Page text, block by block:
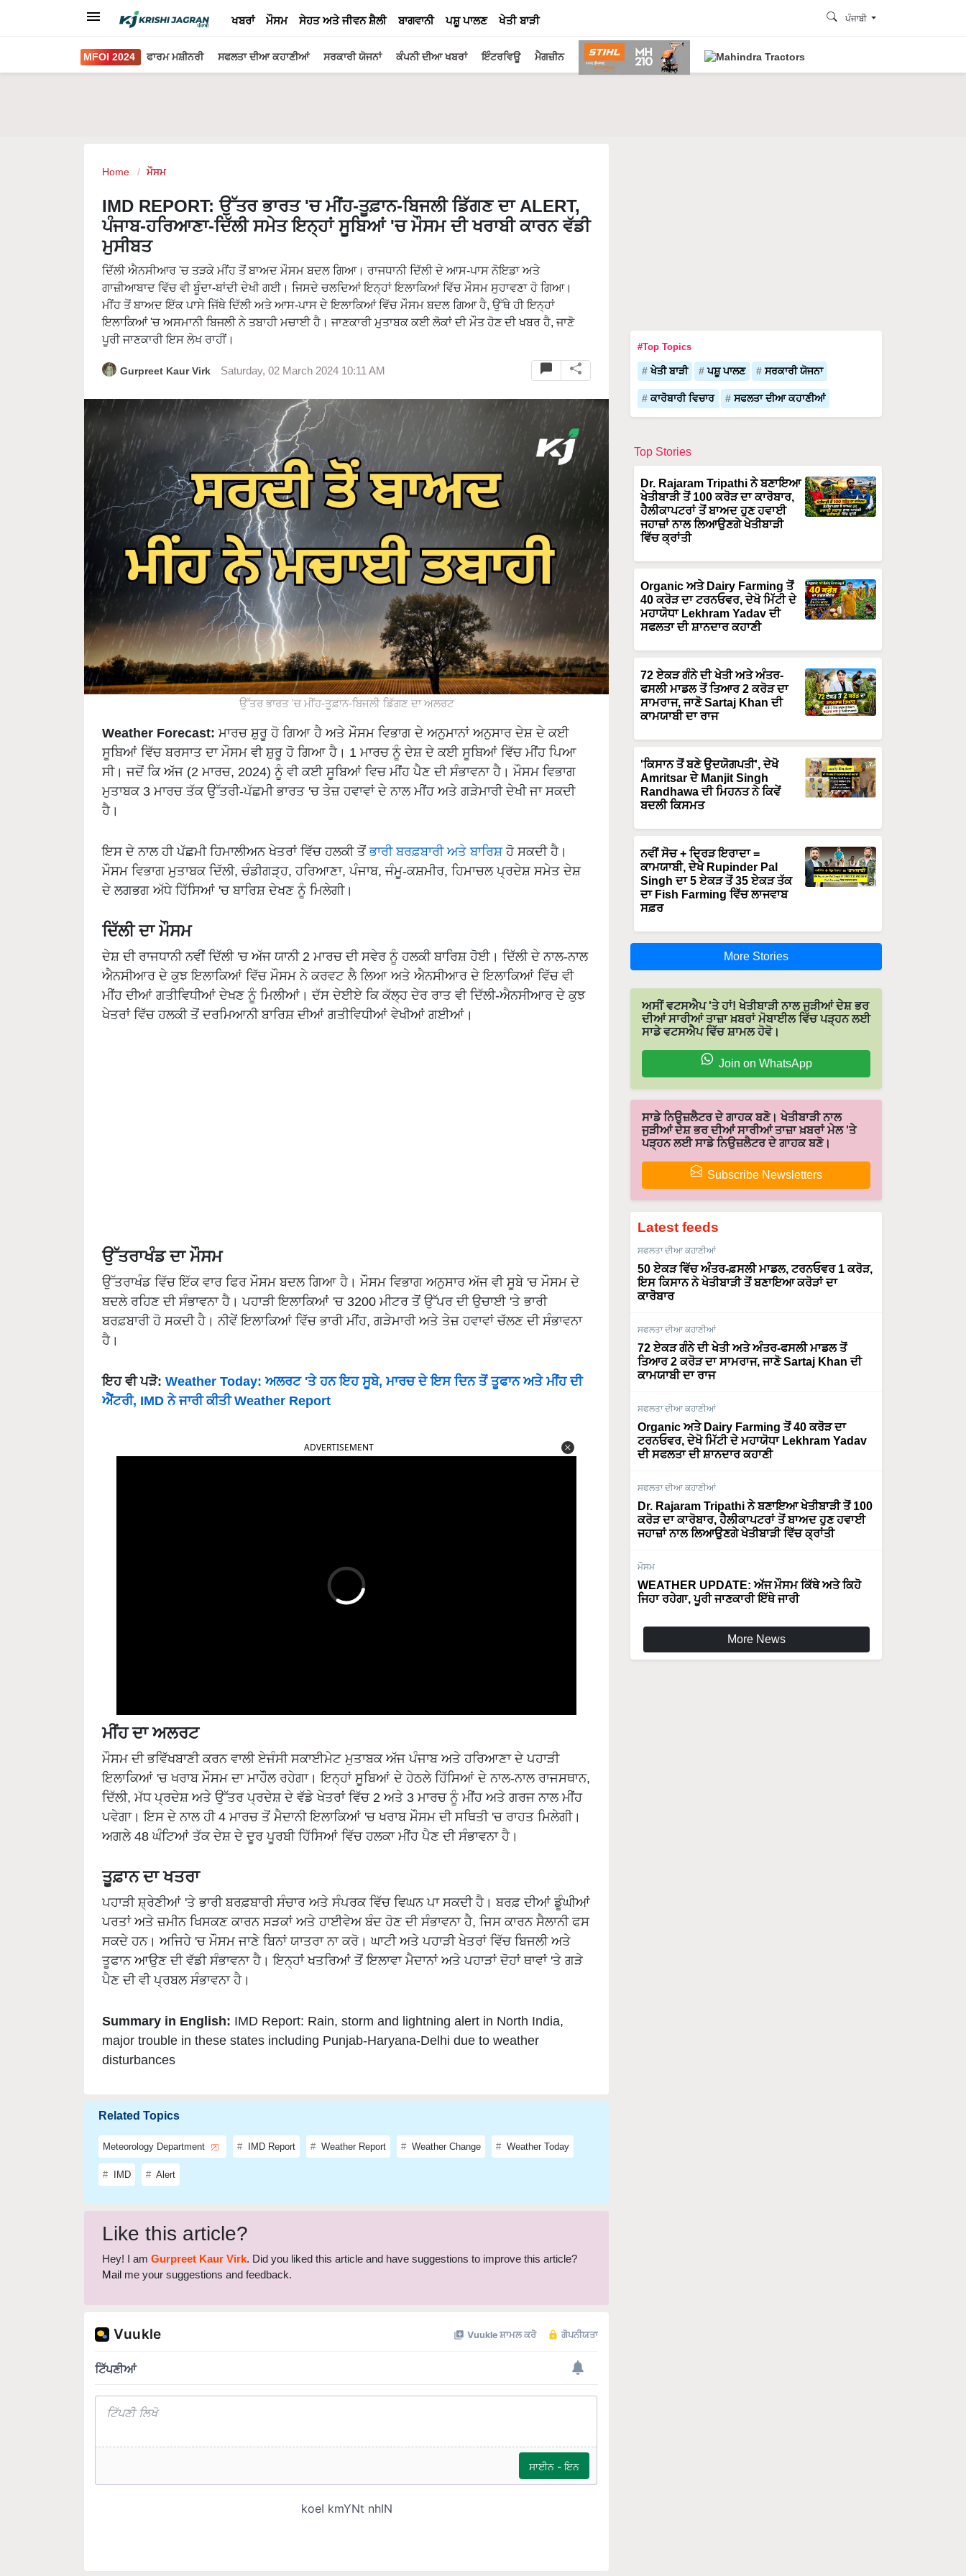
ਖਬਰਾਂ ਮੌਸਮ ਸੇਹਤ ਅਤੇ ਜੀਵਨ ਸ਼ੈਲੀ ਬਾਗਵਾਨੀ ਪਸ਼ੂ ਪਾਲਣ ਖੇਤੀ ਬਾੜੀ ਪੰਜਾਬੀ
MFOI 2024 ਫਾਰਮ ਮਸ਼ੀਨਰੀ ਸਫਲਤਾ ਦੀਆ ਕਹਾਣੀਆਂ ਸਰਕਾਰੀ ਯੋਜਨਾਂ ਕੰਪਨੀ ਦੀਆ ਖਬਰਾਂ ਇੰਟਰਵਿਊ ਮੈਗਜ਼ੀਨ
Home ਮੌਸਮ
IMD REPORT: ਉੱਤਰ ਭਾਰਤ 'ਚ ਮੀਂਹ-ਤੂਫ਼ਾਨ-ਬਿਜਲੀ ਡਿੱਗਣ ਦਾ ALERT,
ਪੰਜਾਬ-ਹਰਿਆਣਾ-ਦਿੱਲੀ ਸਮੇਤ ਇਨ੍ਹਾਂ ਸੂਬਿਆਂ 'ਚ ਮੌਸਮ ਦੀ ਖਰਾਬੀ ਕਾਰਨ ਵੱਡੀ
ਮੁਸੀਬਤ
ਦਿੱਲੀ ਐਨਸੀਆਰ 'ਚ ਤੜਕੇ ਮੀਂਹ ਤੋਂ ਬਾਅਦ ਮੌਸਮ ਬਦਲ ਗਿਆ। ਰਾਜਧਾਨੀ ਦਿੱਲੀ ਦੇ ਆਸ-ਪਾਸ ਨੋਇਡਾ ਅਤੇ
ਗਾਜ਼ੀਆਬਾਦ ਵਿੱਚ ਵੀ ਬੂੰਦਾ-ਬਾਂਦੀ ਦੇਖੀ ਗਈ। ਜਿਸਦੇ ਚਲਦਿਆਂ ਇਨ੍ਹਾਂ ਇਲਾਕਿਆਂ ਵਿੱਚ ਮੌਸਮ ਸੁਹਾਵਣਾ ਹੋ ਗਿਆ।
ਮੀਂਹ ਤੋਂ ਬਾਅਦ ਇੱਕ ਪਾਸੇ ਜਿੱਥੇ ਦਿੱਲੀ ਅਤੇ ਆਸ-ਪਾਸ ਦੇ ਇਲਾਕਿਆਂ ਵਿੱਚ ਮੌਸਮ ਬਦਲ ਗਿਆ ਹੈ, ਉੱਥੇ ਹੀ ਇਨ੍ਹਾਂ
ਇਲਾਕਿਆਂ 'ਚ ਅਸਮਾਨੀ ਬਿਜਲੀ ਨੇ ਤਬਾਹੀ ਮਚਾਈ ਹੈ। ਜਾਣਕਾਰੀ ਮੁਤਾਬਕ ਕਈ ਲੋਕਾਂ ਦੀ ਮੌਤ ਹੋਣ ਦੀ ਖਬਰ ਹੈ, ਜਾਣੋ
ਪੂਰੀ ਜਾਣਕਾਰੀ ਇਸ ਲੇਖ ਰਾਹੀਂ।
Gurpreet Kaur Virk Saturday, 02 March 2024 10:11 AM
ਉੱਤਰ ਭਾਰਤ 'ਚ ਮੀਂਹ-ਤੂਫ਼ਾਨ-ਬਿਜਲੀ ਡਿੱਗਣ ਦਾ ਅਲਰਟ
Weather Forecast: ਮਾਰਚ ਸ਼ੁਰੂ ਹੋ ਗਿਆ ਹੈ ਅਤੇ ਮੌਸਮ ਵਿਭਾਗ ਦੇ ਅਨੁਮਾਨਾਂ ਅਨੁਸਾਰ ਦੇਸ਼ ਦੇ ਕਈ
ਸੂਬਿਆਂ ਵਿੱਚ ਬਰਸਾਤ ਦਾ ਮੌਸਮ ਵੀ ਸ਼ੁਰੂ ਹੋ ਗਿਆ ਹੈ। 1 ਮਾਰਚ ਨੂੰ ਦੇਸ਼ ਦੇ ਕਈ ਸੂਬਿਆਂ ਵਿੱਚ ਮੀਂਹ ਪਿਆ
ਸੀ। ਜਦੋਂ ਕਿ ਅੱਜ (2 ਮਾਰਚ, 2024) ਨੂੰ ਵੀ ਕਈ ਸੂਬਿਆਂ ਵਿਚ ਮੀਂਹ ਪੈਣ ਦੀ ਸੰਭਾਵਨਾ ਹੈ। ਮੌਸਮ ਵਿਭਾਗ
ਮੁਤਾਬਕ 3 ਮਾਰਚ ਤੱਕ ਉੱਤਰੀ-ਪੱਛਮੀ ਭਾਰਤ 'ਚ ਤੇਜ਼ ਹਵਾਵਾਂ ਦੇ ਨਾਲ ਮੀਂਹ ਅਤੇ ਗੜੇਮਾਰੀ ਦੇਖੀ ਜਾ ਸਕਦੀ
ਹੈ।
ਇਸ ਦੇ ਨਾਲ ਹੀ ਪੱਛਮੀ ਹਿਮਾਲੀਅਨ ਖੇਤਰਾਂ ਵਿੱਚ ਹਲਕੀ ਤੋਂਭਾਰੀ ਬਰਫ਼ਬਾਰੀ ਅਤੇ ਬਾਰਿਸ਼ਹੋ ਸਕਦੀ ਹੈ।
ਮੌਸਮ ਵਿਭਾਗ ਮੁਤਾਬਕ ਦਿੱਲੀ, ਚੰਡੀਗੜ੍ਹ, ਹਰਿਆਣਾ, ਪੰਜਾਬ, ਜੰਮੂ-ਕਸ਼ਮੀਰ, ਹਿਮਾਚਲ ਪ੍ਰਦੇਸ਼ ਸਮੇਤ ਦੇਸ਼
ਦੇ ਲਗਭਗ ਅੱਧੇ ਹਿੱਸਿਆਂ 'ਚ ਬਾਰਿਸ਼ ਦੇਖਣ ਨੂੰ ਮਿਲੇਗੀ।
ਦਿੱਲੀ ਦਾ ਮੌਸਮ
ਦੇਸ਼ ਦੀ ਰਾਜਧਾਨੀ ਨਵੀਂ ਦਿੱਲੀ 'ਚ ਅੱਜ ਯਾਨੀ 2 ਮਾਰਚ ਦੀ ਸਵੇਰ ਨੂੰ ਹਲਕੀ ਬਾਰਿਸ਼ ਹੋਈ। ਦਿੱਲੀ ਦੇ ਨਾਲ-ਨਾਲ
ਐਨਸੀਆਰ ਦੇ ਕੁਝ ਇਲਾਕਿਆਂ ਵਿੱਚ ਮੌਸਮ ਨੇ ਕਰਵਟ ਲੈ ਲਿਆ ਅਤੇ ਐਨਸੀਆਰ ਦੇ ਇਲਾਕਿਆਂ ਵਿੱਚ ਵੀ
ਮੀਂਹ ਦੀਆਂ ਗਤੀਵਿਧੀਆਂ ਦੇਖਣ ਨੂੰ ਮਿਲੀਆਂ। ਦੱਸ ਦੇਈਏ ਕਿ ਕੱਲ੍ਹ ਦੇਰ ਰਾਤ ਵੀ ਦਿੱਲੀ-ਐਨਸੀਆਰ ਦੇ ਕੁਝ
ਖੇਤਰਾਂ ਵਿੱਚ ਹਲਕੀ ਤੋਂ ਦਰਮਿਆਨੀ ਬਾਰਿਸ਼ ਦੀਆਂ ਗਤੀਵਿਧੀਆਂ ਵੇਖੀਆਂ ਗਈਆਂ।
ਉੱਤਰਾਖੰਡ ਦਾ ਮੌਸਮ
ਉੱਤਰਾਖੰਡ ਵਿੱਚ ਇੱਕ ਵਾਰ ਫਿਰ ਮੌਸਮ ਬਦਲ ਗਿਆ ਹੈ। ਮੌਸਮ ਵਿਭਾਗ ਅਨੁਸਾਰ ਅੱਜ ਵੀ ਸੂਬੇ 'ਚ ਮੌਸਮ ਦੇ
ਬਦਲੇ ਰਹਿਣ ਦੀ ਸੰਭਾਵਨਾ ਹੈ। ਪਹਾੜੀ ਇਲਾਕਿਆਂ 'ਚ 3200 ਮੀਟਰ ਤੋਂ ਉੱਪਰ ਦੀ ਉਚਾਈ 'ਤੇ ਭਾਰੀ
ਬਰਫ਼ਬਾਰੀ ਹੋ ਸਕਦੀ ਹੈ। ਨੀਵੇਂ ਇਲਾਕਿਆਂ ਵਿੱਚ ਭਾਰੀ ਮੀਂਹ, ਗੜੇਮਾਰੀ ਅਤੇ ਤੇਜ਼ ਹਵਾਵਾਂ ਚੱਲਣ ਦੀ ਸੰਭਾਵਨਾ
ਹੈ।
ਇਹ ਵੀ ਪੜੋ: Weather Today: ਅਲਰਟ 'ਤੇ ਹਨ ਇਹ ਸੂਬੇ, ਮਾਰਚ ਦੇ ਇਸ ਦਿਨ ਤੋਂ ਤੂਫਾਨ ਅਤੇ ਮੀਂਹ ਦੀ
ਐਂਟਰੀ, IMD ਨੇ ਜਾਰੀ ਕੀਤੀ Weather Report
ਮੀਂਹ ਦਾ ਅਲਰਟ
ਮੌਸਮ ਦੀ ਭਵਿੱਖਬਾਣੀ ਕਰਨ ਵਾਲੀ ਏਜੰਸੀ ਸਕਾਈਮੇਟ ਮੁਤਾਬਕ ਅੱਜ ਪੰਜਾਬ ਅਤੇ ਹਰਿਆਣਾ ਦੇ ਪਹਾੜੀ
ਇਲਾਕਿਆਂ 'ਚ ਖਰਾਬ ਮੌਸਮ ਦਾ ਮਾਹੌਲ ਰਹੇਗਾ। ਇਨ੍ਹਾਂ ਸੂਬਿਆਂ ਦੇ ਹੇਠਲੇ ਹਿੱਸਿਆਂ ਦੇ ਨਾਲ-ਨਾਲ ਰਾਜਸਥਾਨ,
ਦਿੱਲੀ, ਮੱਧ ਪ੍ਰਦੇਸ਼ ਅਤੇ ਉੱਤਰ ਪ੍ਰਦੇਸ਼ ਦੇ ਵੱਡੇ ਖੇਤਰਾਂ ਵਿੱਚ 2 ਅਤੇ 3 ਮਾਰਚ ਨੂੰ ਮੀਂਹ ਅਤੇ ਗਰਜ ਨਾਲ ਮੀਂਹ
ਪਵੇਗਾ। ਇਸ ਦੇ ਨਾਲ ਹੀ 4 ਮਾਰਚ ਤੋਂ ਮੈਦਾਨੀ ਇਲਾਕਿਆਂ 'ਚ ਖਰਾਬ ਮੌਸਮ ਦੀ ਸਥਿਤੀ 'ਚ ਰਾਹਤ ਮਿਲੇਗੀ।
ਅਗਲੇ 48 ਘੰਟਿਆਂ ਤੱਕ ਦੇਸ਼ ਦੇ ਦੂਰ ਪੂਰਬੀ ਹਿੱਸਿਆਂ ਵਿੱਚ ਹਲਕਾ ਮੀਂਹ ਪੈਣ ਦੀ ਸੰਭਾਵਨਾ ਹੈ।
ਤੂਫ਼ਾਨ ਦਾ ਖਤਰਾ
ਪਹਾੜੀ ਸ਼੍ਰੇਣੀਆਂ 'ਤੇ ਭਾਰੀ ਬਰਫ਼ਬਾਰੀ ਸੰਚਾਰ ਅਤੇ ਸੰਪਰਕ ਵਿੱਚ ਵਿਘਨ ਪਾ ਸਕਦੀ ਹੈ। ਬਰਫ਼ ਦੀਆਂ ਡੂੰਘੀਆਂ
ਪਰਤਾਂ ਅਤੇ ਜ਼ਮੀਨ ਖਿਸਕਣ ਕਾਰਨ ਸੜਕਾਂ ਅਤੇ ਹਾਈਵੇਅ ਬੰਦ ਹੋਣ ਦੀ ਸੰਭਾਵਨਾ ਹੈ, ਜਿਸ ਕਾਰਨ ਸੈਲਾਨੀ ਫਸ
ਸਕਦੇ ਹਨ। ਅਜਿਹੇ 'ਚ ਮੌਸਮ ਜਾਣੇ ਬਿਨਾਂ ਯਾਤਰਾ ਨਾ ਕਰੋ। ਘਾਟੀ ਅਤੇ ਪਹਾੜੀ ਖੇਤਰਾਂ ਵਿੱਚ ਬਿਜਲੀ ਅਤੇ
ਤੂਫਾਨ ਆਉਣ ਦੀ ਵੱਡੀ ਸੰਭਾਵਨਾ ਹੈ। ਇਨ੍ਹਾਂ ਖਤਰਿਆਂ ਤੋਂ ਇਲਾਵਾ ਮੈਦਾਨਾਂ ਅਤੇ ਪਹਾੜਾਂ ਦੋਹਾਂ ਥਾਵਾਂ 'ਤੇ ਗੜੇ
ਪੈਣ ਦੀ ਵੀ ਪ੍ਰਬਲ ਸੰਭਾਵਨਾ ਹੈ।
Summary in English: IMD Report: Rain, storm and lightning alert in North India,
major trouble in these states including Punjab-Haryana-Delhi due to weather
disturbances
Related Topics
Like this article?
Mail
me your suggestions and feedback.
#Top Topics
ਖੇਤੀ ਬਾੜੀ ਪਸ਼ੂ ਪਾਲਣ ਸਰਕਾਰੀ ਯੋਜਨਾ
ਕਾਰੋਬਾਰੀ ਵਿਚਾਰ ਸਫਲਤਾ ਦੀਆ ਕਹਾਣੀਆਂ
Top Stories
Dr. Rajaram Tripathi ਨੇ ਬਣਾਇਆ
ਖੇਤੀਬਾੜੀ ਤੋਂ 100 ਕਰੋੜ ਦਾ ਕਾਰੋਬਾਰ,
ਹੈਲੀਕਾਪਟਰਾਂ ਤੋਂ ਬਾਅਦ ਹੁਣ ਹਵਾਈ
ਜਹਾਜ਼ਾਂ ਨਾਲ ਲਿਆਉਣਗੇ ਖੇਤੀਬਾੜੀ
ਵਿੱਚ ਕ੍ਰਾਂਤੀ
Organic ਅਤੇ Dairy Farming ਤੋਂ
40 ਕਰੋੜ ਦਾ ਟਰਨਓਵਰ, ਦੇਖੋ ਮਿੱਟੀ ਦੇ
ਮਹਾਯੋਧਾ Lekhram Yadav ਦੀ
ਸਫਲਤਾ ਦੀ ਸ਼ਾਨਦਾਰ ਕਹਾਣੀ
72 ਏਕੜ ਗੰਨੇ ਦੀ ਖੇਤੀ ਅਤੇ ਅੰਤਰ-
ਫਸਲੀ ਮਾਡਲ ਤੋਂ ਤਿਆਰ 2 ਕਰੋੜ ਦਾ
ਸਾਮਰਾਜ, ਜਾਣੋ Sartaj Khan ਦੀ
ਕਾਮਯਾਬੀ ਦਾ ਰਾਜ
'ਕਿਸਾਨ ਤੋਂ ਬਣੇ ਉਦਯੋਗਪਤੀ', ਦੇਖੋ
Amritsar ਦੇ Manjit Singh
Randhawa ਦੀ ਮਿਹਨਤ ਨੇ ਕਿਵੇਂ
ਬਦਲੀ ਕਿਸਮਤ
ਨਵੀਂ ਸੋਚ + ਦ੍ਰਿੜ ਇਰਾਦਾ =
ਕਾਮਯਾਬੀ, ਦੇਖੋ Rupinder Pal
Singh ਦਾ 5 ਏਕੜ ਤੋਂ 35 ਏਕੜ ਤੱਕ
ਦਾ Fish Farming ਵਿੱਚ ਲਾਜਵਾਬ
ਸਫ਼ਰ
More Stories
ਅਸੀਂ ਵਟਸਐਪ 'ਤੇ ਹਾਂ! ਖੇਤੀਬਾੜੀ ਨਾਲ ਜੁੜੀਆਂ ਦੇਸ਼ ਭਰ
ਦੀਆਂ ਸਾਰੀਆਂ ਤਾਜ਼ਾ ਖ਼ਬਰਾਂ ਮੋਬਾਈਲ ਵਿੱਚ ਪੜ੍ਹਨ ਲਈ
ਸਾਡੇ ਵਟਸਐਪ ਵਿੱਚ ਸ਼ਾਮਲ ਹੋਵੋ।
Join on WhatsApp
ਸਾਡੇ ਨਿਉਜ਼ਲੈਟਰ ਦੇ ਗਾਹਕ ਬਣੋ। ਖੇਤੀਬਾੜੀ ਨਾਲ
ਜੁੜੀਆਂ ਦੇਸ਼ ਭਰ ਦੀਆਂ ਸਾਰੀਆਂ ਤਾਜ਼ਾ ਖ਼ਬਰਾਂ ਮੇਲ 'ਤੇ
ਪੜ੍ਹਨ ਲਈ ਸਾਡੇ ਨਿਉਜ਼ਲੈਟਰ ਦੇ ਗਾਹਕ ਬਣੋ।
Subscribe Newsletters
Latest feeds
ਸਫਲਤਾ ਦੀਆ ਕਹਾਣੀਆਂ
50 ਏਕੜ ਵਿੱਚ ਅੰਤਰ-ਫ਼ਸਲੀ ਮਾਡਲ, ਟਰਨਓਵਰ 1 ਕਰੋੜ,
ਇਸ ਕਿਸਾਨ ਨੇ ਖੇਤੀਬਾੜੀ ਤੋਂ ਬਣਾਇਆ ਕਰੋੜਾਂ ਦਾ
ਕਾਰੋਬਾਰ
ਸਫਲਤਾ ਦੀਆ ਕਹਾਣੀਆਂ
72 ਏਕੜ ਗੰਨੇ ਦੀ ਖੇਤੀ ਅਤੇ ਅੰਤਰ-ਫਸਲੀ ਮਾਡਲ ਤੋਂ
ਤਿਆਰ 2 ਕਰੋੜ ਦਾ ਸਾਮਰਾਜ, ਜਾਣੋ Sartaj Khan ਦੀ
ਕਾਮਯਾਬੀ ਦਾ ਰਾਜ
ਸਫਲਤਾ ਦੀਆ ਕਹਾਣੀਆਂ
Organic ਅਤੇ Dairy Farming ਤੋਂ 40 ਕਰੋੜ ਦਾ
ਟਰਨਓਵਰ, ਦੇਖੋ ਮਿੱਟੀ ਦੇ ਮਹਾਯੋਧਾ Lekhram Yadav
ਦੀ ਸਫਲਤਾ ਦੀ ਸ਼ਾਨਦਾਰ ਕਹਾਣੀ
ਸਫਲਤਾ ਦੀਆ ਕਹਾਣੀਆਂ
Dr. Rajaram Tripathi ਨੇ ਬਣਾਇਆ ਖੇਤੀਬਾੜੀ ਤੋਂ 100
ਕਰੋੜ ਦਾ ਕਾਰੋਬਾਰ, ਹੈਲੀਕਾਪਟਰਾਂ ਤੋਂ ਬਾਅਦ ਹੁਣ ਹਵਾਈ
ਜਹਾਜ਼ਾਂ ਨਾਲ ਲਿਆਉਣਗੇ ਖੇਤੀਬਾੜੀ ਵਿੱਚ ਕ੍ਰਾਂਤੀ
ਮੌਸਮ
WEATHER UPDATE: ਅੱਜ ਮੌਸਮ ਕਿੱਥੇ ਅਤੇ ਕਿਹੋ
ਜਿਹਾ ਰਹੇਗਾ, ਪੂਰੀ ਜਾਣਕਾਰੀ ਇੱਥੇ ਜਾਰੀ
More News